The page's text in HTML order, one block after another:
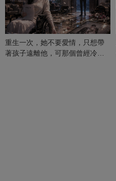
重生一次，她不要愛情，只想帶
著孩子遠離他，可那個曾經冷漠